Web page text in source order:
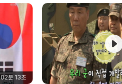
02분 13초